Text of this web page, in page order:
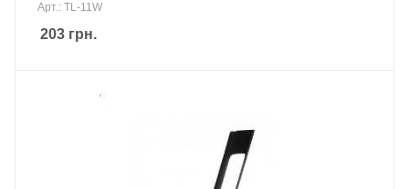
Арт.: TL-11W
203 грн.